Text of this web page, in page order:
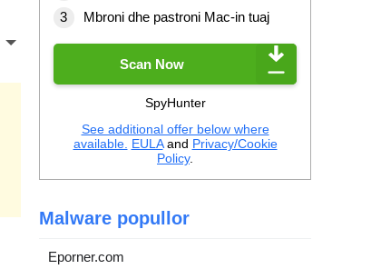
Mbroni dhe pastroni Mac-in tuaj
Scan Now
SpyHunter
See additional offer below where
available. EULAand Privacy/Cookie
Policy.
Malware popullor
Eporner.com